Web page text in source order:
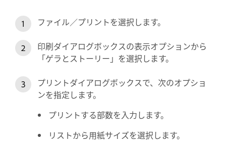
ファイル／プリントを選択します。
印刷ダイアログボックスの表示オプションから
「ゲラとストーリー」を選択します。
プリントダイアログボックスで、次のオプショ
ンを指定します。
プリントする部数を入力します。
リストから用紙サイズを選択します。